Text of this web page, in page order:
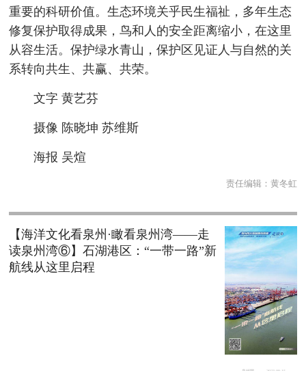
重要的科研价值。生态环境关乎民生福祉，多年生态
修复保护取得成果，鸟和人的安全距离缩小，在这里
从容生活。保护绿水青山，保护区见证人与自然的关
系转向共生、共赢、共荣。
文字 黄艺芬
摄像 陈晓坤 苏维斯
海报 吴煊
责任编辑： 黄冬虹
【海洋文化看泉州·瞰看泉州湾——走
读泉州湾⑥】石湖港区：“一带一路”新
航线从这里启程